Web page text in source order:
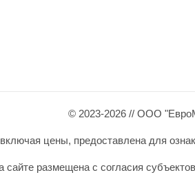
© 2023-2026 // ООО
цены, предоставлена для
сайте размещена с согласия